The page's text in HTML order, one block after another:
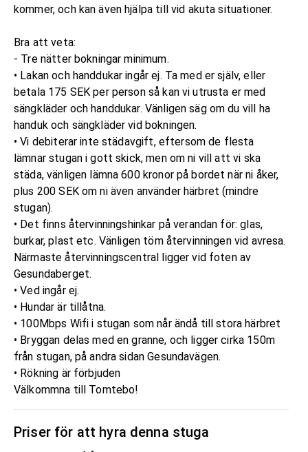
kommer, och kan även hjälpa till vid akuta situationer.
Bra att veta:
- Tre nätter bokningar minimum.
• Lakan och handdukar ingår ej. Ta med er själv, eller
betala 175 SEK per person så kan vi utrusta er med
sängkläder och handdukar. Vänligen säg om du vill ha
handuk och sängkläder vid bokningen.
• Vi debiterar inte städavgift, eftersom de flesta
lämnar stugan i gott skick, men om ni vill att vi ska
städa, vänligen lämna 600 kronor på bordet när ni åker,
plus 200 SEK om ni även använder härbret (mindre
stugan).
• Det finns återvinningshinkar på verandan för: glas,
burkar, plast etc. Vänligen töm återvinningen vid avresa.
Närmaste återvinningscentral ligger vid foten av
Gesundaberget.
• Ved ingår ej.
• Hundar är tillåtna.
• 100Mbps Wifi i stugan som når ändå till stora härbret
• Bryggan delas med en granne, och ligger cirka 150m
från stugan, på andra sidan Gesundavägen.
• Rökning är förbjuden
Välkommna till Tomtebo!
Priser för att hyra denna stuga